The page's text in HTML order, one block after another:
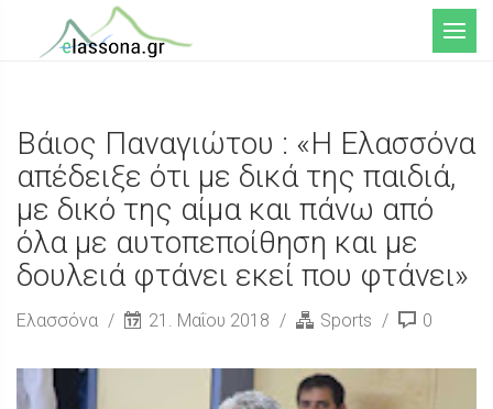
Μενού
Βάιος Παναγιώτου : «Η Ελασσόνα
απέδειξε ότι με δικά της παιδιά,
με δικό της αίμα και πάνω από
όλα με αυτοπεποίθηση και με
δουλειά φτάνει εκεί που φτάνει»
Ελασσόνα 21. Μαΐου 2018 Sports 0